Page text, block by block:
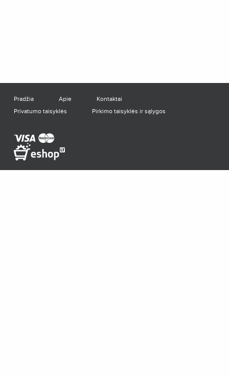
Pradžia Apie
Kontaktai
Privatumo taisyklės
Pirkimo taisyklės ir sąlygos